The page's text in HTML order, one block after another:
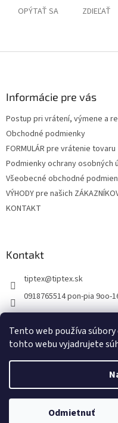
Tento web používa
tohto webu vyjadrujete
Odmietnuť
OPÝTAŤ SA ZDIEĽAŤ
Informácie pre vás
Postup pri vrátení, výmene a
Obchodné podmienky
FORMULÁR pre vrátenie tovaru
Podmienky ochrany osobných
Všeobecné obchodné
VÝHODY pre našich
KONTAKT
Kontakt
tiptex@tiptex.sk
0918765514 pon-pia 9oo-
Copyright 2026TipTex.